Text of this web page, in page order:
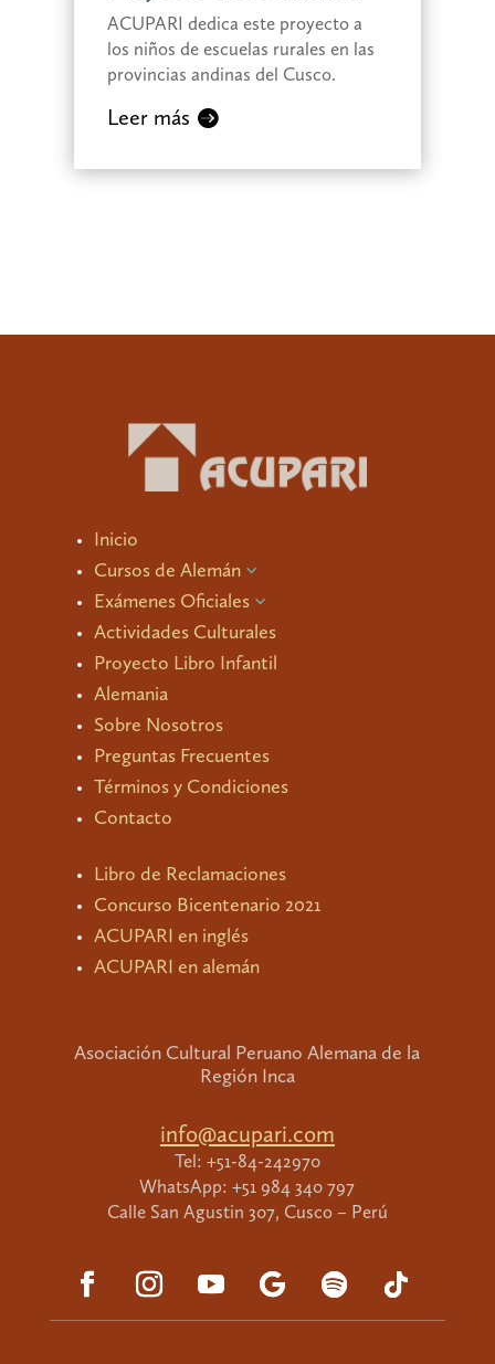
ACUPARI dedica este proyecto a
los niños deescuelas rurales en las
provincias andinas del Cusco.
Leer más
Inicio
Cursos de Alemán3
Exámenes Oficiales3
Actividades Culturales
Proyecto Libro Infantil
Alemania
Sobre Nosotros
Preguntas Frecuentes
Términos y Condiciones
Contacto
Libro de Reclamaciones
Concurso Bicentenario 2021
ACUPARI en inglés
ACUPARI en alemán
Asociación Cultural Peruano Alemana de la
Región Inca
info@acupari.com
Tel: +51-84-242970
WhatsApp: +51 984 340 797
Calle San Agustin 307, Cusco – Perú